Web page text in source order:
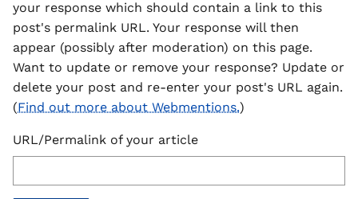
your response which should contain a link to this
post's permalink URL. Your response will then
appear (possibly after moderation) on this page.
Want to update or remove your response? Update or
delete your post and re-enter your post's URL again.
(Find out more about Webmentions.)
URL/Permalink of your article